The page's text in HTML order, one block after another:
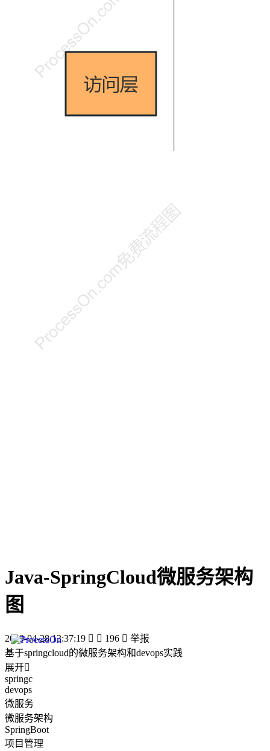
Java-SpringCloud微服务架构
图
2019-04-28 13:37:19   196  举报
基于springcloud的微服务架构和devops实践
展开
springc
devops
微服务
微服务架构
SpringBoot
项目管理